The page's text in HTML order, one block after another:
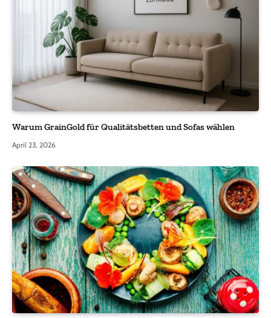
Warum GrainGold für Qualitätsbetten und Sofas wählen
April 23, 2026